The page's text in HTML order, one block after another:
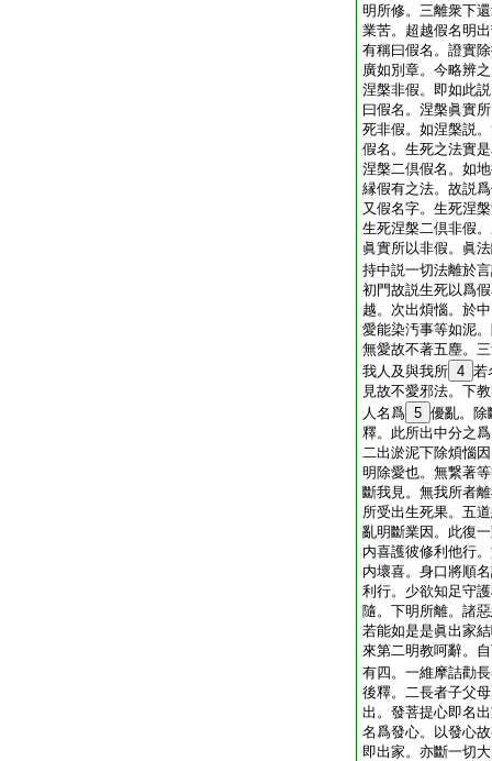
明所修。三離衆下
業苦。超越假名明
有稱曰假名。證實
廣如別章。今略辨
涅槃非假。即如此
曰假名。涅槃眞實
死非假。如涅槃説
假名。生死之法實
涅槃二倶假名。如
縁假有之法。故説
又假名字。生死涅
生死涅槃二倶非假
眞實所以非假。眞
持中説一切法離於
初門故説生死以爲
越。次出煩惱。於
愛能染汚事等如泥
無愛故不著五塵。
我人及與我所 4 若
見故不愛邪法。下
人名爲 5 優亂。除
釋。此所出中分之
二出淤泥下除煩惱
明除愛也。無繋著
斷我見。無我所者
所受出生死果。五
亂明斷業因。此復
内喜護彼修利他行
内壞喜。身口將順
利行。少欲知足守
隨。下明所離。諸
若能如是是眞出家
來第二明教呵辭。
有四。一維摩詰勸
後釋。二長者子父
出。發菩提心即名
名爲發心。以發心
即出家。亦斷一切